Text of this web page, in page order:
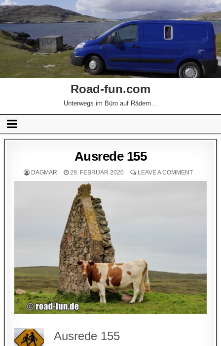
Road-fun.com
Unterwegs im Büro auf Rädern…
Ausrede 155
DAGMAR 29. FEBRUAR 2020 LEAVE A COMMENT
Ausrede 155